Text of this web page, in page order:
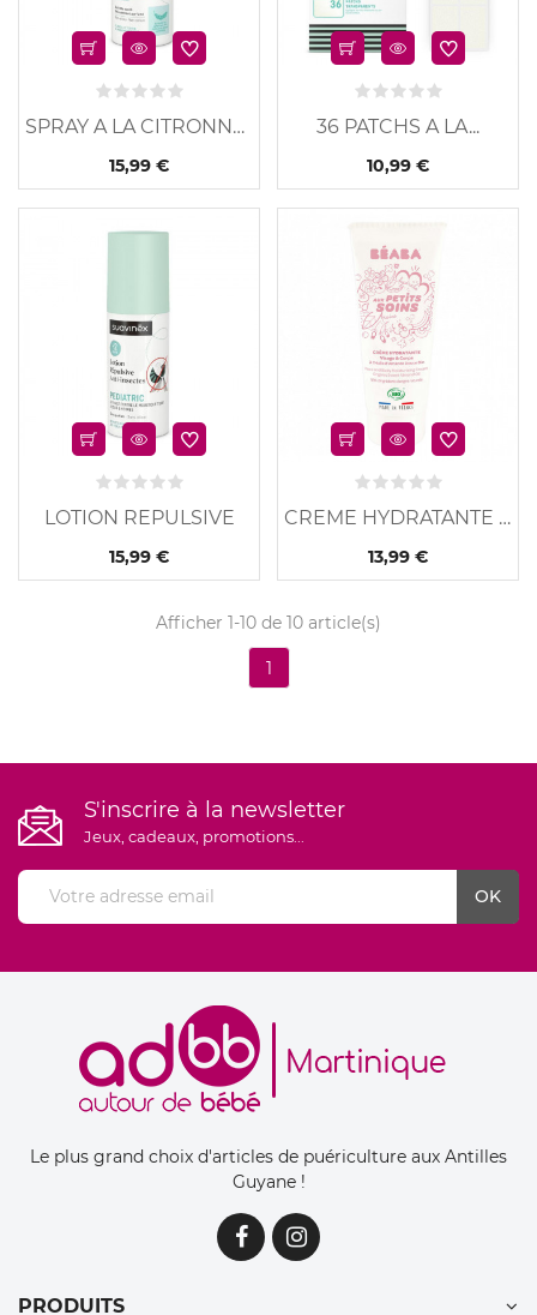
SPRAY A LA CITRONNELLE
15,99 €
36 PATCHS A LA...
10,99 €
LOTION REPULSIVE
15,99 €
CREME HYDRATANTE A...
13,99 €
Afficher 1-10 de 10 article(s)
1
S'inscrire à la newsletter
Jeux, cadeaux, promotions...
Le plus grand choix d'articles de puériculture aux Antilles
Guyane !
PRODUITS